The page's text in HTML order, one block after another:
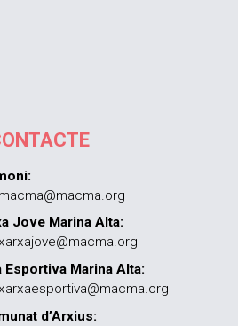
Jove Marina Alta:
Esportiva Marina Alta:
d’Arxius: